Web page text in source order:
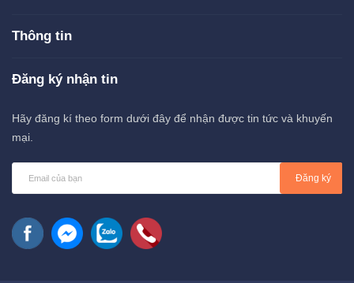
Thông tin
Đăng ký nhận tin
Hãy đăng kí theo form dưới đây để nhận được tin tức và khuyến
mại.
Đăng ký